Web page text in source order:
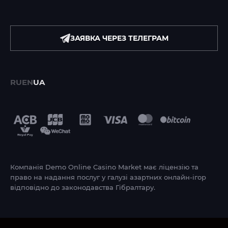
ЗАЯВКА ЧЕРЕЗ ТЕЛЕГРАМ
RUENUA
Компанія Demo Online Casino Market має ліцензію та
право на надання послуг у галузі азартних онлайн-ігор
відповідно до законодавства Гібралтару.